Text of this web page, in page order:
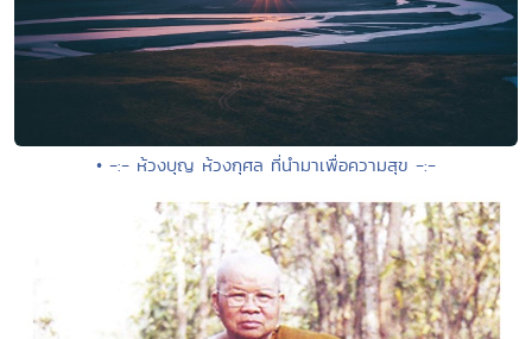
• -:- ห้วงบุญ ห้วงกุศล ที่นำมาเพื่อความสุข -:-